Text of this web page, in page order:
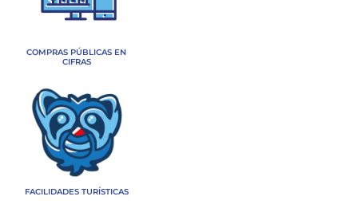
COMPRAS PÚBLICAS EN
CIFRAS
FACILIDADES TURÍSTICAS